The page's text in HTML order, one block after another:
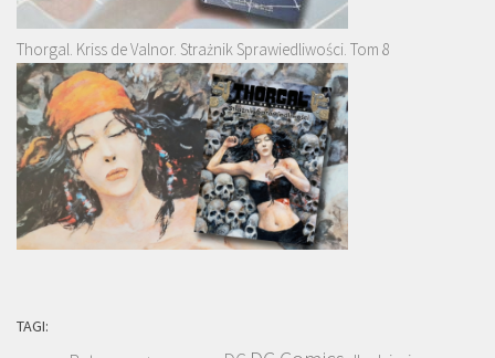
Thorgal. Kriss de Valnor. Strażnik Sprawiedliwości. Tom 8
TAGI: